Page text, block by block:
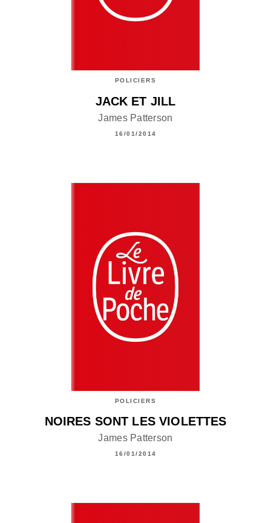
POLICIERS
JACK ET JILL
James Patterson
16/01/2014
POLICIERS
NOIRES SONT LES VIOLETTES
James Patterson
16/01/2014